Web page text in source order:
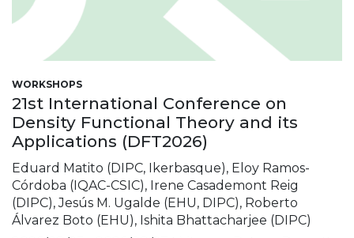
WORKSHOPS
21st International Conference on
Density Functional Theory and its
Applications (DFT2026)
Eduard Matito (DIPC, Ikerbasque), Eloy Ramos-
Córdoba (IQAC-CSIC), Irene Casademont Reig
(DIPC), Jesús M. Ugalde (EHU, DIPC), Roberto
Álvarez Boto (EHU), Ishita Bhattacharjee (DIPC)